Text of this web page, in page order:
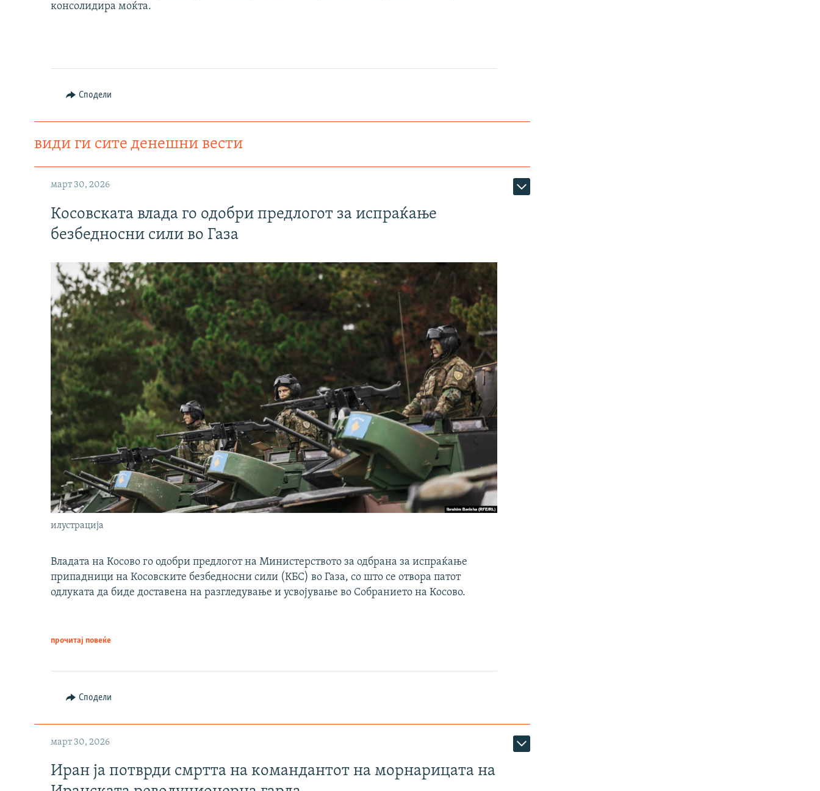
консолидира моќта.
Сподели
види ги сите денешни вести
март 30, 2026
Косовската влада го одобри предлогот за испраќање
безбедносни сили во Газа
илустрација
Владата на Косово го одобри предлогот на Министерството за одбрана за испраќање
припадници на Косовските безбедносни сили (КБС) во Газа, со што се отвора патот
одлуката да биде доставена на разгледување и усвојување во Собранието на Косово.
прочитај повеќе
Сподели
март 30, 2026
Иран ја потврди смртта на командантот на морнарицата на